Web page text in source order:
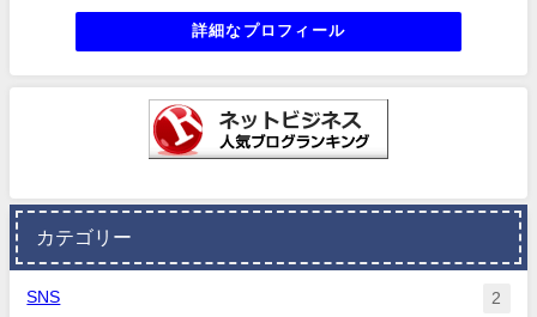
詳細なプロフィール
カテゴリー
SNS 2